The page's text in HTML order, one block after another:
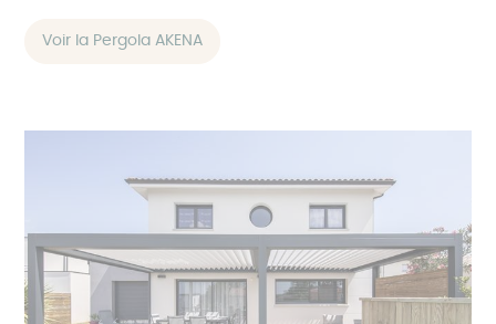
Voir la Pergola AKENA